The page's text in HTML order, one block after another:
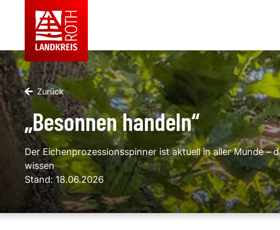
Zurück
„Besonnen handeln“
Der Eichenprozessionsspinner ist aktuell in aller Munde –
wissen
Stand: 18.06.2026